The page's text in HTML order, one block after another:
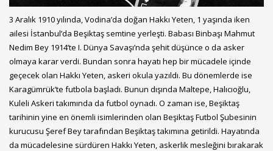
3 Aralık 1910 yılında, Vodina’da doğan Hakkı Yeten, 1 yaşında iken
ailesi İstanbul’da Beşiktaş semtine yerleşti. Babası Binbaşı Mahmut
Nedim Bey 1914’te I. Dünya Savaşı’nda şehit düşünce o da asker
olmaya karar verdi. Bundan sonra hayatı hep bir mücadele içinde
geçecek olan Hakkı Yeten, askeri okula yazıldı. Bu dönemlerde ise
Karagümrük’te futbola başladı. Bunun dışında Maltepe, Halıcıoğlu,
Kuleli Askeri takımında da futbol oynadı. O zaman ise, Beşiktaş
tarihinin yine en önemli isimlerinden olan Beşiktaş Futbol Şubesinin
kurucusu Şeref Bey tarafından Beşiktaş takımına getirildi. Hayatında
da mücadelesine sürdüren Hakkı Yeten, askerlik mesleğini bırakarak